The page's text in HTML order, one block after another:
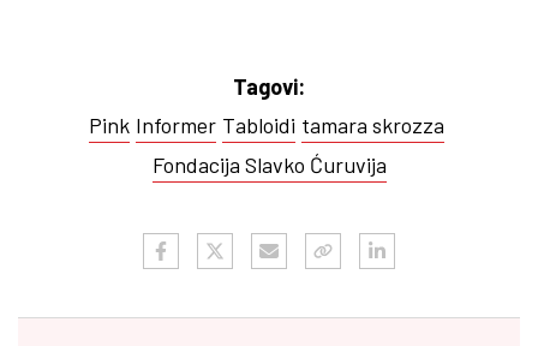
Tagovi:
Pink Informer Tabloidi tamara skrozza
Fondacija Slavko Ćuruvija